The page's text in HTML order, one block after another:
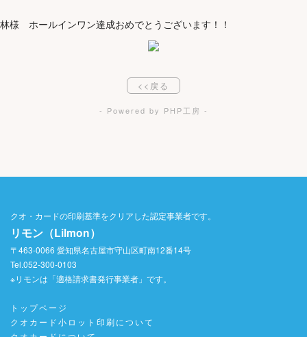
林様 ホールインワン達成おめでとうございます！！
<<戻る
- Powered by PHP工房 -
クオ・カードの印刷基準をクリアした認定事業者です。
リモン（Lilmon）
〒463-0066 愛知県名古屋市守山区町南12番14号
Tel.052-300-0103
※リモンは「適格請求書発行事業者」です。
トップページ
クオカード小ロット印刷について